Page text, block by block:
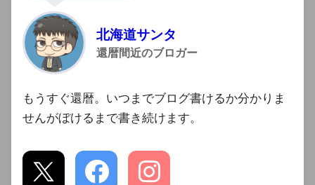
北海道サンタ
還暦間近のブロガー
もうすぐ還暦。いつまでブログ書けるか分かりま
せんがぼけるまで書き続けます。